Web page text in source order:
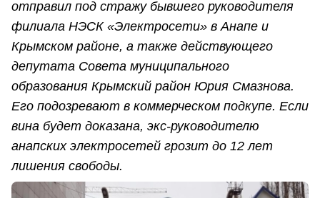
отправил под стражу бывшего руководителя
филиала НЭСК «Электросети» в Анапе и
Крымском районе, а также действующего
депутата Совета муниципального
образования Крымский район Юрия Смазнова.
Его подозревают в коммерческом подкупе. Если
вина будет доказана, экс-руководителю
анапских электросетей грозит до 12 лет
лишения свободы.